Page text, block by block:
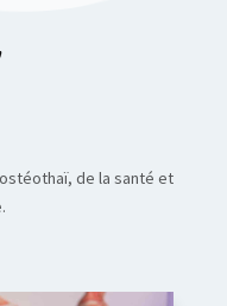
de la santé et